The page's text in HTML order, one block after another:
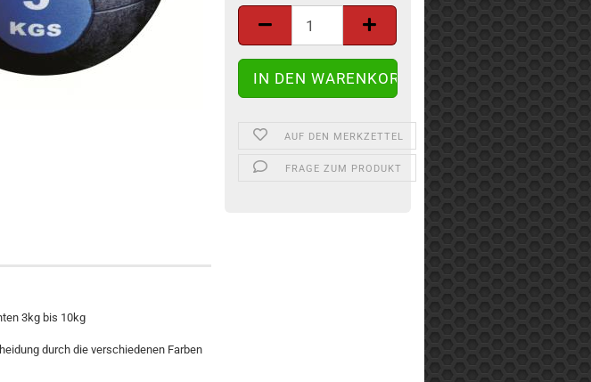
AUF DEN MERKZETTEL
FRAGE ZUM PRODUKT
3kg bis 10kg
durch die verschiedenen Farben